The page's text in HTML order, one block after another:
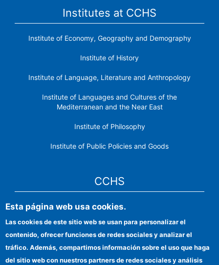
Institutes at CCHS
Institute of Economy, Geography and Demography
Institute of History
Institute of Language, Literature and Anthropology
Institute of Languages ​​and Cultures of the
Mediterranean and the Near East
Institute of Philosophy
Institute of Public Policies and Goods
CCHS
CSIC Electronic Office
Institutional identity
Information for providers
Esta página web usa cookies.
Las cookies de este sitio web se usan para personalizar el
contenido, ofrecer funciones de redes sociales y analizar el
tráfico. Además, compartimos información sobre el uso que haga
del sitio web con nuestros partners de redes sociales y análisis